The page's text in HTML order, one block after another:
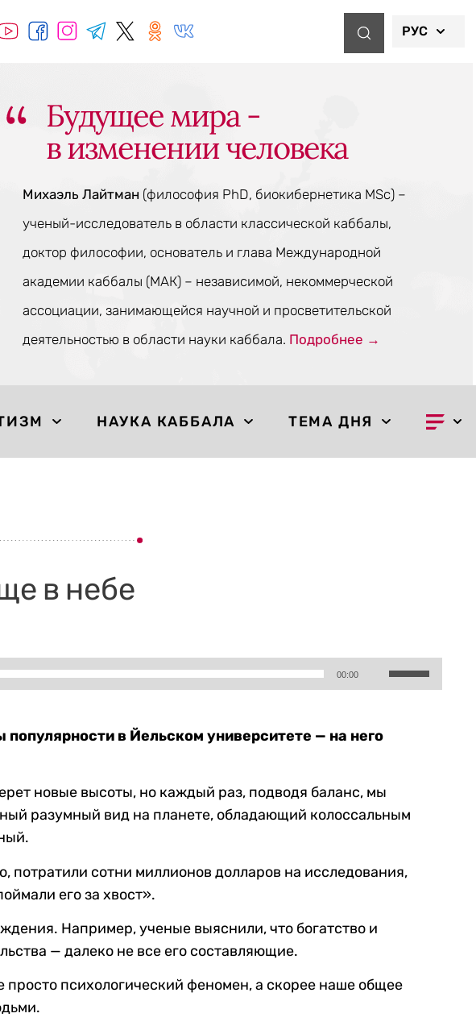
РУС
Будущее мира -
в изменении человека
Михаэль Лайтман (философия PhD, биокибернетика MSc) –
ученый-исследователь в области классической каббалы,
доктор философии, основатель и глава Международной
академии каббалы (МАК) – независимой, некоммерческой
ассоциации, занимающейся научной и просветительской
деятельностью в области науки каббала. Подробнее →
НАУКА КАББАЛА ТЕМА ДНЯ
в небе
00:00
Используйте
клавиши
в Йельском университете — на него
новые высоты, но каждый раз, подводя баланс, мы
разумный вид на планете, обладающий колоссальным
потратили сотни миллионов долларов на исследования,
его за хвост».
Например, ученые выяснили, что богатство и
— далеко не все его составляющие.
психологический феномен, а скорее наше общее